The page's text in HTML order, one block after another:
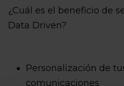
¿Cuál es el beneficio de
Data Driven?
Personalización de
comunicaciones